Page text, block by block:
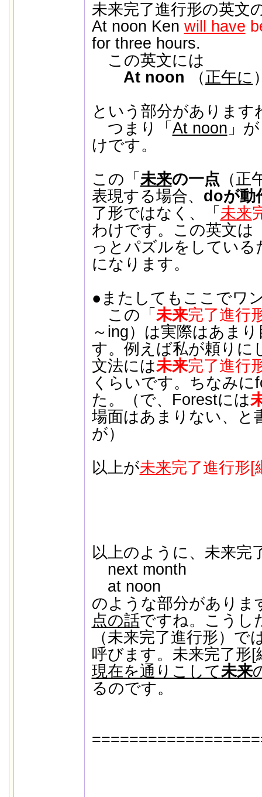
未来完了進行形の英文
At noon Ken will have
for three hours.
この英文には
At noon
（正午に
という部分があります
つまり「 At noon 」
けです。
この「 未来の一点 （正
表現する場合、 doが動
了形ではなく、「 未来
わけです。この英文は
っとパズルをしてい
になります。
●またしてもここでワ
この「 未来完了進行
～ing）は実際はあま
す。例えば私が頼りに
文法には未来完了進行
くらいです。ちなみ
た。（で、Forestには
場面はあまりない、と
が）
以上が未来完了進行形[
以上のように、未来完
next month
at noon
のような部分がありま
点の話ですね。こうし
（未来完了進行形）で
呼びます。未来完了形[
現在を通りこして未来
るのです。